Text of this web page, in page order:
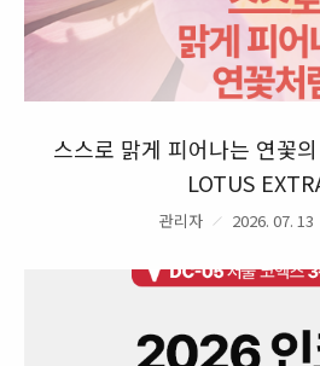
스스로 맑게 피어나는 연꽃
LOTUS
관리자 2026. 07. 13